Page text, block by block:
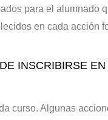
para el alumnado
en cada acción
INSCRIBIRSE
curso. Algunas